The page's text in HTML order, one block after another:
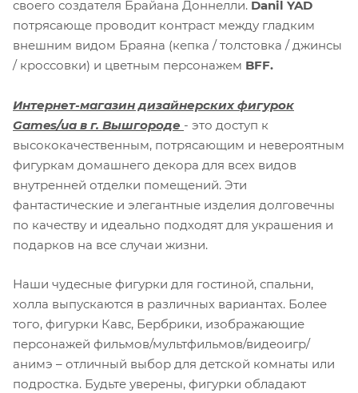
своего создателя Брайана Доннелли. Danil YAD
потрясающе проводит контраст между гладким
внешним видом Браяна (кепка / толстовка / джинсы
/ кроссовки) и цветным персонажем BFF.
Интернет-магазин дизайнерских фигурок
Games/ua в г. Вышгороде - это доступ к
высококачественным, потрясающим и невероятным
фигуркам домашнего декора для всех видов
внутренней отделки помещений. Эти
фантастические и элегантные изделия долговечны
по качеству и идеально подходят для украшения и
подарков на все случаи жизни.
Наши чудесные фигурки для гостиной, спальни,
холла выпускаются в различных вариантах. Более
того, фигурки Кавс, Бербрики, изображающие
персонажей фильмов/мультфильмов/видеоигр/
анимэ – отличный выбор для детской комнаты или
подростка. Будьте уверены, фигурки обладают